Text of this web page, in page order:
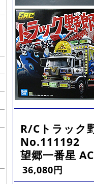
R/Cトラック
No.111192
望郷一番星
36,080円